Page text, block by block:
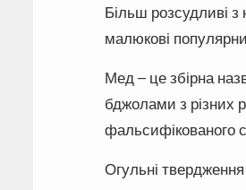
Більш розсудливі з
малюкові
Мед – це збірна
бджолами з різних
фальсифікованого
Огульні твердження